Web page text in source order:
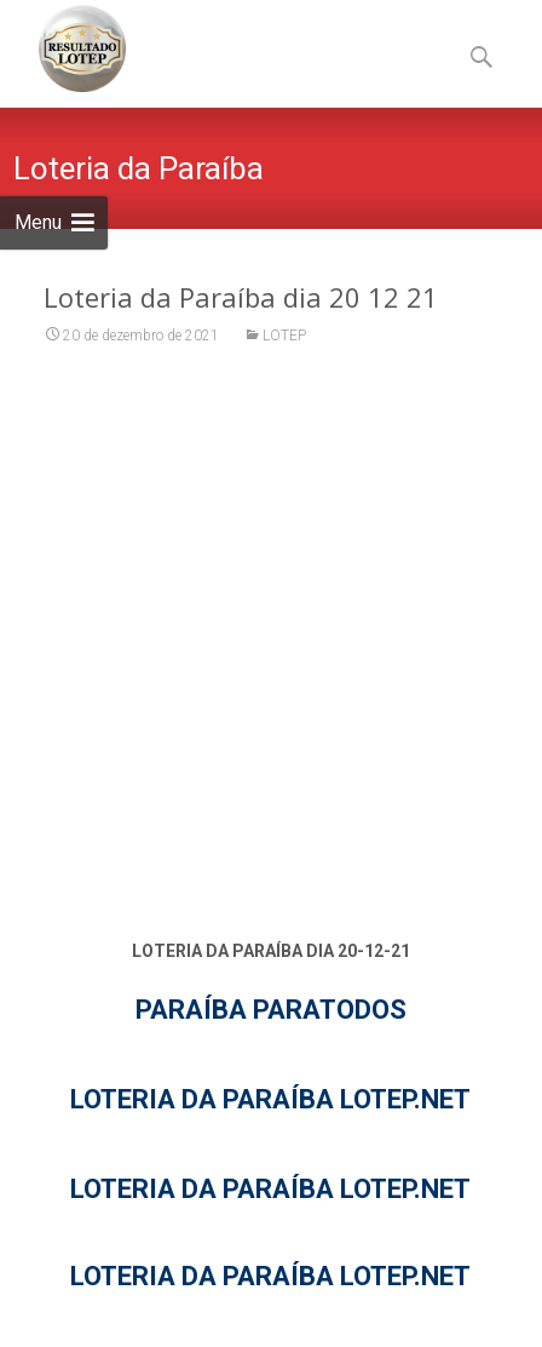
Menu
to
content
por:
Loteria da Paraíba
Loteria da Paraíba dia 20 12 21
20 de dezembro de 2021 LOTEP
LOTERIA DA PARAÍBA DIA 20-12-21
PARAÍBA PARATODOS
LOTERIA DA PARAÍBA LOTEP.NET
LOTERIA DA PARAÍBA LOTEP.NET
LOTERIA DA PARAÍBA LOTEP.NET